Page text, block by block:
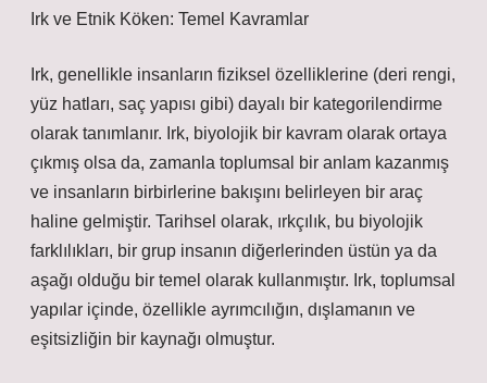
Irk ve Etnik Köken: Temel Kavramlar
Irk, genellikle insanların fiziksel özelliklerine (deri rengi,
yüz hatları, saç yapısı gibi) dayalı bir kategorilendirme
olarak tanımlanır. Irk, biyolojik bir kavram olarak ortaya
çıkmış olsa da, zamanla toplumsal bir anlam kazanmış
ve insanların birbirlerine bakışını belirleyen bir araç
haline gelmiştir. Tarihsel olarak, ırkçılık, bu biyolojik
farklılıkları, bir grup insanın diğerlerinden üstün ya da
aşağı olduğu bir temel olarak kullanmıştır. Irk, toplumsal
yapılar içinde, özellikle ayrımcılığın, dışlamanın ve
eşitsizliğin bir kaynağı olmuştur.